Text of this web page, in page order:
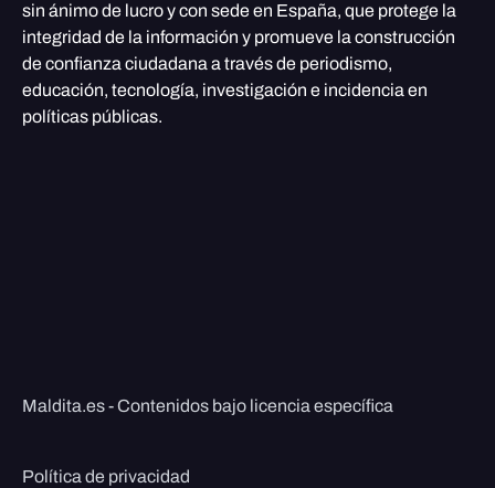
sin ánimo de lucro y con sede en España, que protege la
integridad de la información y promueve la construcción
de confianza ciudadana a través de periodismo,
educación, tecnología, investigación e incidencia en
políticas públicas.
Maldita.es - Contenidos bajo licencia específica
Política de privacidad